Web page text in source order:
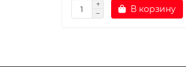
В корзину